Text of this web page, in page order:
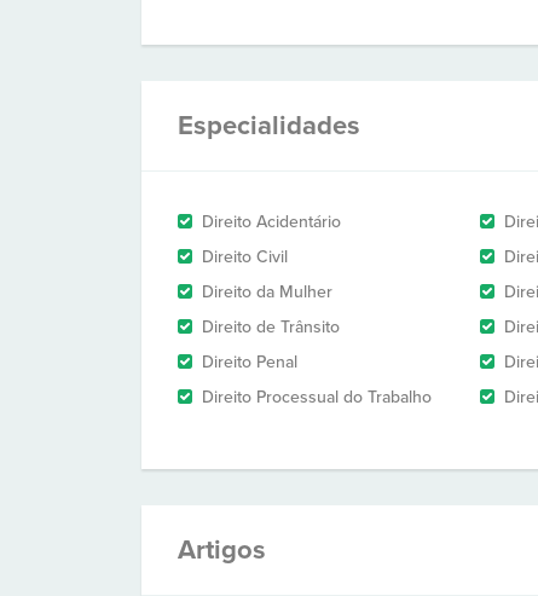
Especialidades
Direito Acidentário
Direito Civil
Direito da Mulher
Direito de Trânsito
Direito Penal
Direito Processual do Trabalho
Artigos